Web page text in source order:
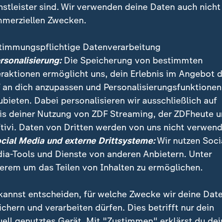
engagieren sich auf dem Kirchentag für Frieden
Schweigeminute erinnerte an die Todesopfer der
sind. Wir verwenden deine Daten auch nicht
Zwecken.
Datenverarbeitung
Die Speicherung von bestimmten
ermöglicht uns, dein Erlebnis im Angebot
an dich anzupassen und Personalisierungsfunktionen
Dabei personalisieren wir ausschließlich auf
deiner Nutzung von ZDF Streaming, der ZDFheute
Daten von Dritten werden von uns nicht
Media und externe Drittsysteme:Wir nutzen
Tools und Dienste von anderen Anbietern. Unter
um das Teilen von Inhalten zu ermöglichen.
entscheiden, für welche Zwecke wir deine
und verarbeiten dürfen. Dies betrifft nur dein